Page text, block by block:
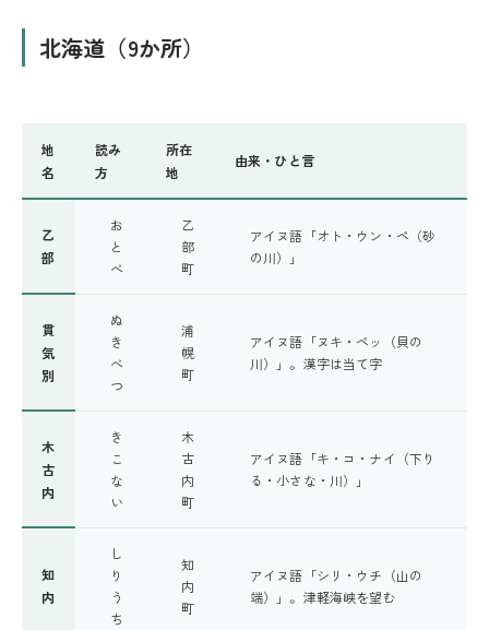
北海道（9か所）
地
名
読み
方
所在
地
由来・ひと言
乙
部
お
と
べ
乙
部
町
アイヌ語「オト・ウン・ペ（砂
の川）」
貫
気
別
ぬ
き
べ
つ
浦
幌
町
アイヌ語「ヌキ・ペッ（貝の
川）」。漢字は当て字
木
古
内
き
こ
な
い
木
古
内
町
アイヌ語「キ・コ・ナイ（下り
る・小さな・川）」
知
内
し
り
う
ち
知
内
町
アイヌ語「シリ・ウチ（山の
端）」。津軽海峡を望む